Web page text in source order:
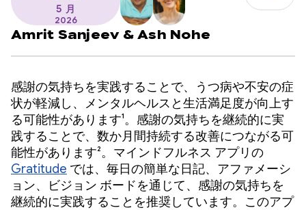
5 月
2026
Amrit Sanjeev & Ash Nohe
感謝の気持ちを実践することで、うつ病や不安の症
状が軽減し、メンタルヘルスと生活満足度が向上す
る可能性があります¹。感謝の気持ちを継続的に実
践することで、数か月間持続する改善につながる可
能性があります²。マインドフルネス アプリの
Gratitude では、毎日の簡単な日記、アファメーシ
ョン、ビジョン ボードを通じて、感謝の気持ちを
継続的に実践することを推奨しています。このアプ